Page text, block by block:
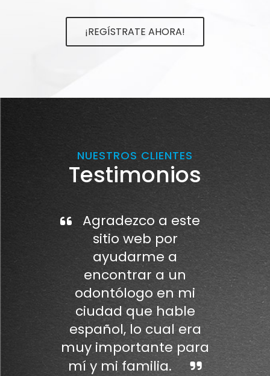
¡REGÍSTRATE AHORA!
NUESTROS CLIENTES
Testimonios
Agradezco a este
sitio web por
ayudarme a
encontrar a un
odontólogo en mi
ciudad que hable
español, lo cual era
muy importante para
mí y mi familia.